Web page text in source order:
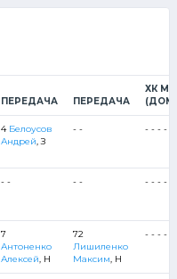
ПЕРЕДАЧА ПЕРЕДАЧА
ХК
4 Белоусов
Андрей, З
- - - - - - -
- - - - - - - - -
7
Антоненко
Алексей, Н
72
Лишиленко
Максим, Н
- - - - -